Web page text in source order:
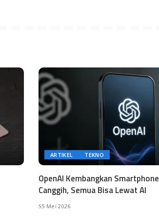
ARTIKEL TEKNO
OpenAI Kembangkan Smartphone
Canggih, Semua Bisa Lewat AI
5 Mei 2026